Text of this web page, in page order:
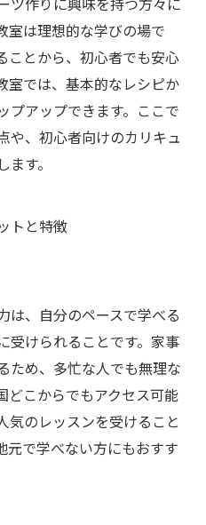
ツ作りに興味を持つ方々に
室は理想的な学びの場で
ことから、初心者でも安心
室では、基本的なレシピか
プアップできます。ここで
や、初心者向けのカリキュ
す。
トと特徴
は、自分のペースで学べる
受けられることです。家事
ため、多忙な人でも無理な
どこからでもアクセス可能
気のレッスンを受けること
元で学べない方にもおすす